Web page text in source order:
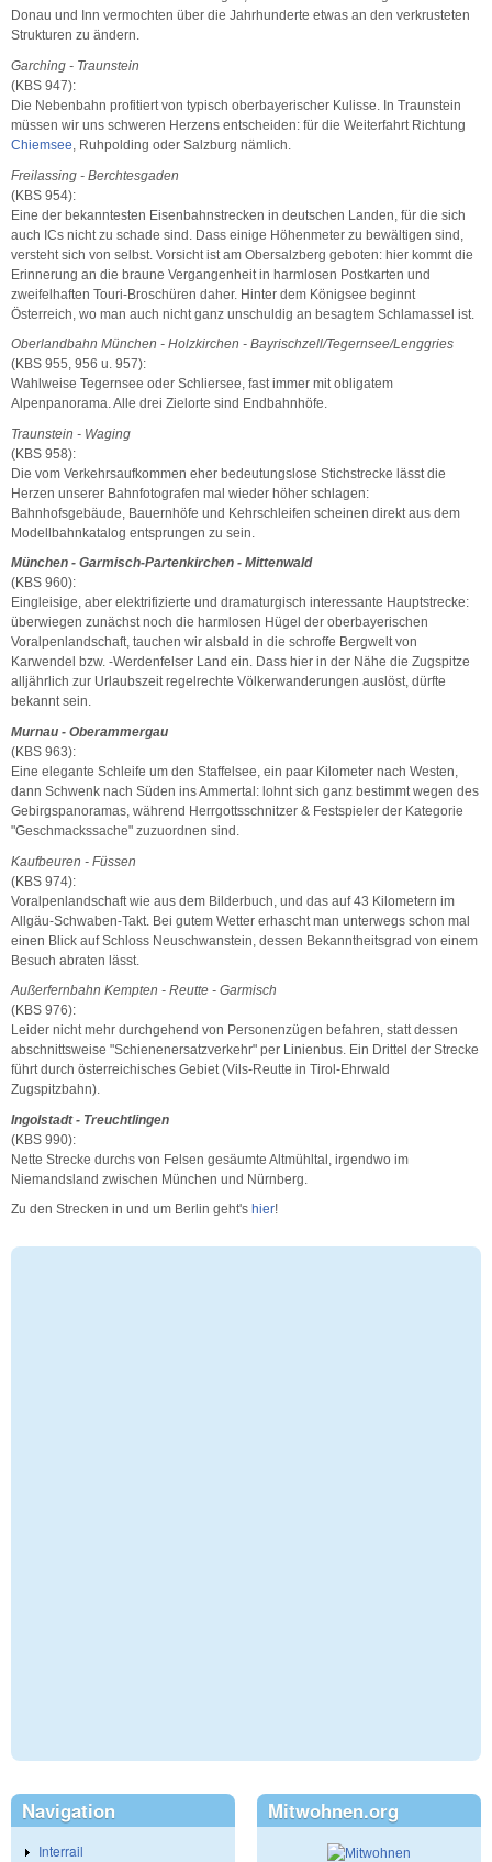
Donau und Inn vermochten über die Jahrhunderte etwas an den verkrusteten
Strukturen zu ändern.
Garching - Traunstein
(KBS 947):
Die Nebenbahn profitiert von typisch oberbayerischer Kulisse. In Traunstein
müssen wir uns schweren Herzens entscheiden: für die Weiterfahrt Richtung
Chiemsee, Ruhpolding oder Salzburg nämlich.
Freilassing - Berchtesgaden
(KBS 954):
Eine der bekanntesten Eisenbahnstrecken in deutschen Landen, für die sich
auch ICs nicht zu schade sind. Dass einige Höhenmeter zu bewältigen sind,
versteht sich von selbst. Vorsicht ist am Obersalzberg geboten: hier kommt die
Erinnerung an die braune Vergangenheit in harmlosen Postkarten und
zweifelhaften Touri-Broschüren daher. Hinter dem Königsee beginnt
Österreich, wo man auch nicht ganz unschuldig an besagtem Schlamassel ist.
Oberlandbahn München - Holzkirchen - Bayrischzell/Tegernsee/Lenggries
(KBS 955, 956 u. 957):
Wahlweise Tegernsee oder Schliersee, fast immer mit obligatem
Alpenpanorama. Alle drei Zielorte sind Endbahnhöfe.
Traunstein - Waging
(KBS 958):
Die vom Verkehrsaufkommen eher bedeutungslose Stichstrecke lässt die
Herzen unserer Bahnfotografen mal wieder höher schlagen:
Bahnhofsgebäude, Bauernhöfe und Kehrschleifen scheinen direkt aus dem
Modellbahnkatalog entsprungen zu sein.
München - Garmisch-Partenkirchen - Mittenwald
(KBS 960):
Eingleisige, aber elektrifizierte und dramaturgisch interessante Hauptstrecke:
überwiegen zunächst noch die harmlosen Hügel der oberbayerischen
Voralpenlandschaft, tauchen wir alsbald in die schroffe Bergwelt von
Karwendel bzw. -Werdenfelser Land ein. Dass hier in der Nähe die Zugspitze
alljährlich zur Urlaubszeit regelrechte Völkerwanderungen auslöst, dürfte
bekannt sein.
Murnau - Oberammergau
(KBS 963):
Eine elegante Schleife um den Staffelsee, ein paar Kilometer nach Westen,
dann Schwenk nach Süden ins Ammertal: lohnt sich ganz bestimmt wegen des
Gebirgspanoramas, während Herrgottsschnitzer & Festspieler der Kategorie
"Geschmackssache" zuzuordnen sind.
Kaufbeuren - Füssen
(KBS 974):
Voralpenlandschaft wie aus dem Bilderbuch, und das auf 43 Kilometern im
Allgäu-Schwaben-Takt. Bei gutem Wetter erhascht man unterwegs schon mal
einen Blick auf Schloss Neuschwanstein, dessen Bekanntheitsgrad von einem
Besuch abraten lässt.
Außerfernbahn Kempten - Reutte - Garmisch
(KBS 976):
Leider nicht mehr durchgehend von Personenzügen befahren, statt dessen
abschnittsweise "Schienenersatzverkehr" per Linienbus. Ein Drittel der Strecke
führt durch österreichisches Gebiet (Vils-Reutte in Tirol-Ehrwald
Zugspitzbahn).
Ingolstadt - Treuchtlingen
(KBS 990):
Nette Strecke durchs von Felsen gesäumte Altmühltal, irgendwo im
Niemandsland zwischen München und Nürnberg.
Zu den Strecken in und um Berlin geht's hier!
Navigation
Interrail
Mitwohnen.org